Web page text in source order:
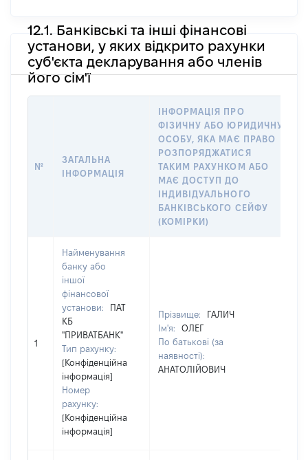
12.1. Банківські та інші фінансові
установи, у яких відкрито рахунки
суб'єкта декларування або членів
його сім'ї
№
ЗАГАЛЬНА
ІНФОРМАЦІЯ
ІНФОРМАЦІЯ ПРО
ФІЗИЧНУ АБО ЮРИДИЧНУ
ОСОБУ, ЯКА МАЄ ПРАВО
РОЗПОРЯДЖАТИСЯ
ТАКИМ РАХУНКОМ АБО
МАЄ ДОСТУП ДО
ІНДИВІДУАЛЬНОГО
БАНКІВСЬКОГО СЕЙФУ
(КОМІРКИ)
1
Найменування
банку або
іншої
фінансової
установи:
ПАТ
КБ
"ПРИВАТБАНК"
Тип рахунку:
[Конфіденційна
інформація]
Номер
рахунку:
[Конфіденційна
інформація]
Прізвище:
ГАЛИЧ
Ім'я:
ОЛЕГ
По батькові (за
наявності):
АНАТОЛІЙОВИЧ